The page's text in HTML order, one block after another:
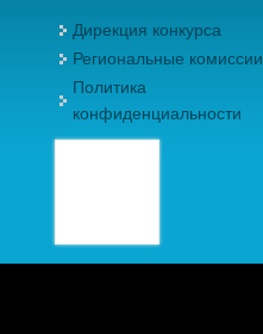
Дирекция конкурса
Региональные комиссии
Политика
конфиденциальности